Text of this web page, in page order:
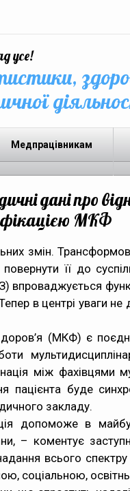
усе!
Медпрацівникам
дані про
МКФ
змін.
її до
в центрі уваги
(МКФ) є
між фахівцями
буде
закладу.
допоможе в
– коментує
всього спектру
соціальною,